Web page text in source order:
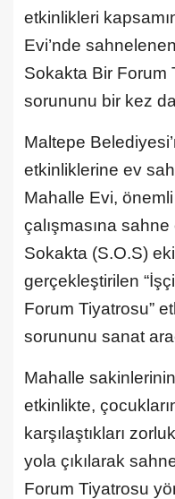
etkinlikleri
Evi’nde
Sokakta Bir Forum
sorununu bir kez
Maltepe
etkinliklerine ev
Mahalle Evi, önemli
çalışmasına
Sokakta (S.O.S)
gerçekleştirilen
Forum Tiyatrosu”
sorununu sanat
Mahalle
etkinlikte,
karşılaştıkları
yola çıkılarak
Forum Tiyatrosu